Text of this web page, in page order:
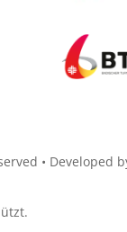
• Developed